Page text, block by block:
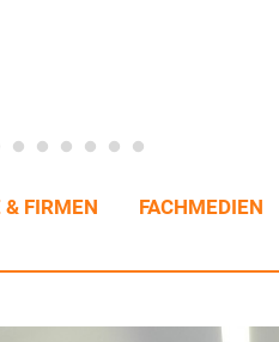
& FIRMEN FACHMEDIEN